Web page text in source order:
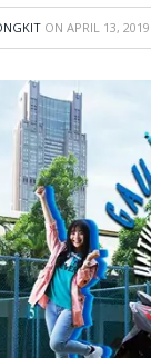
ON APRIL 13, 2019